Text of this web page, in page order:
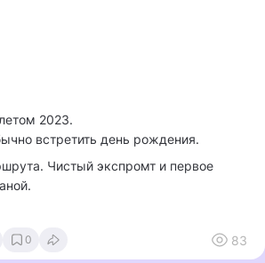
2023.
встретить день рождения.
Чистый экспромт и первое
0 83